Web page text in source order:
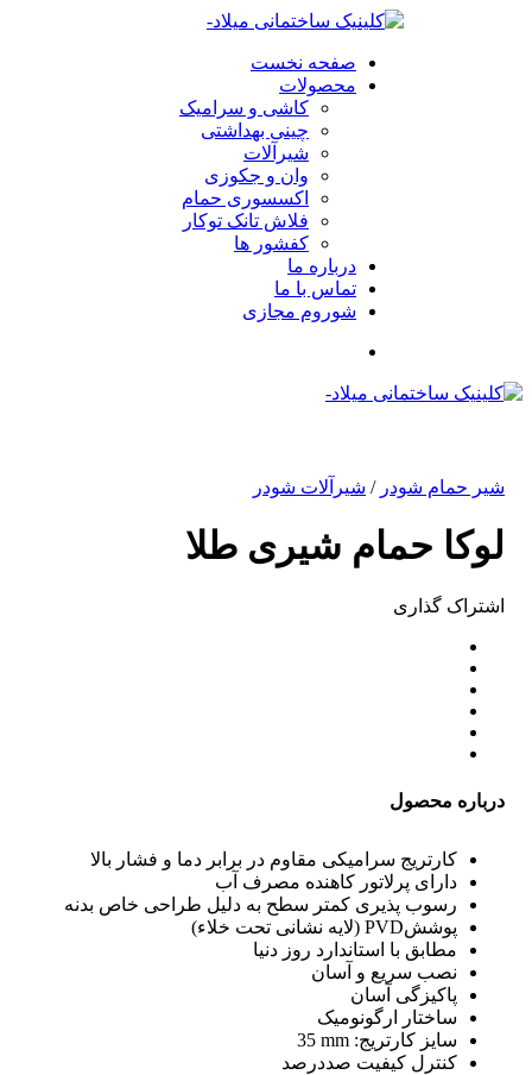
صفحه نخست
محصولات
کاشی و سرامیک
چینی بهداشتی
شیرآلات
وان و جکوزی
اکسسوری حمام
فلاش تانک توکار
کفشور ها
درباره ما
تماس با ما
شوروم مجازی
شیر حمام شودر / شیرآلات شودر
لوکا حمام شیری طلا
اشتراک ‌گذاری
درباره محصول
کارتریج سرامیکی مقاوم در برابر دما و فشار بالا
دارای پرلاتور کاهنده مصرف آب
رسوب پذیری کمتر سطح به دلیل طراحی خاص بدنه
پوششPVD (لایه نشانی تحت خلاء)
مطابق با استاندارد روز دنیا
نصب سریع و آسان
پاکیزگی آسان
ساختار ارگونومیک
سایز کارتریج: mm
کنترل کیفیت صددرصد